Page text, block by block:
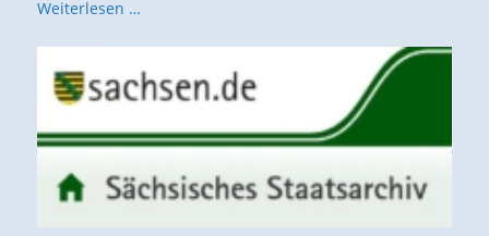
Weiterlesen …